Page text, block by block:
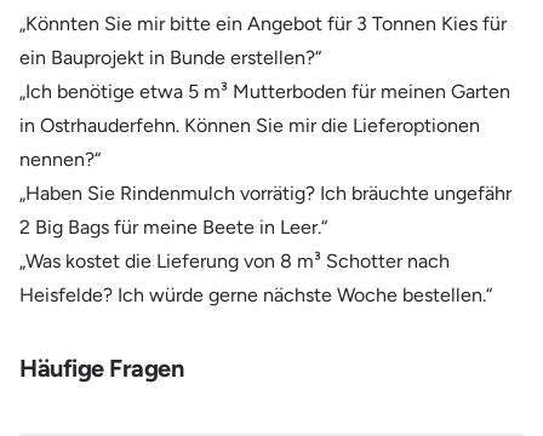
„Könnten Sie mir bitte ein Angebot für 3 Tonnen Kies für
ein Bauprojekt in Bunde erstellen?“
„Ich benötige etwa 5 m³ Mutterboden für meinen Garten
in Ostrhauderfehn. Können Sie mir die Lieferoptionen
nennen?“
„Haben Sie Rindenmulch vorrätig? Ich bräuchte ungefähr
2 Big Bags für meine Beete in Leer.“
„Was kostet die Lieferung von 8 m³ Schotter nach
Heisfelde? Ich würde gerne nächste Woche bestellen.“
Häufige Fragen